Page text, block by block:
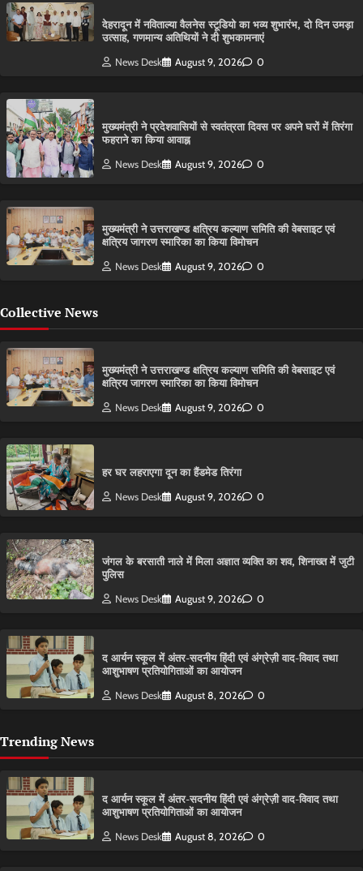
देहरादून में नविताल्या वैलनेस स्टूडियो का भव्य शुभारंभ, दो दिन उमड़ा
उत्साह, गणमान्य अतिथियों ने दी शुभकामनाएं
News Desk August 9, 2026 0
मुख्यमंत्री ने प्रदेशवासियों से स्वतंत्रता दिवस पर अपने घरों में तिरंगा
फहराने का किया आवाह्न
News Desk August 9, 2026 0
मुख्यमंत्री ने उत्तराखण्ड क्षत्रिय कल्याण समिति की वेबसाइट एवं
क्षत्रिय जागरण स्मारिका का किया विमोचन
News Desk August 9, 2026 0
Collective News
मुख्यमंत्री ने उत्तराखण्ड क्षत्रिय कल्याण समिति की वेबसाइट एवं
क्षत्रिय जागरण स्मारिका का किया विमोचन
News Desk August 9, 2026 0
हर घर लहराएगा दून का हैंडमेड तिरंगा
News Desk August 9, 2026 0
​जंगल के बरसाती नाले में मिला अज्ञात व्यक्ति का शव, शिनाख्त में जुटी
पुलिस
News Desk August 9, 2026 0
द आर्यन स्कूल में अंतर-सदनीय हिंदी एवं अंग्रेज़ी वाद-विवाद तथा
आशुभाषण प्रतियोगिताओं का आयोजन
News Desk August 8, 2026 0
Trending News
द आर्यन स्कूल में अंतर-सदनीय हिंदी एवं अंग्रेज़ी वाद-विवाद तथा
आशुभाषण प्रतियोगिताओं का आयोजन
News Desk August 8, 2026 0